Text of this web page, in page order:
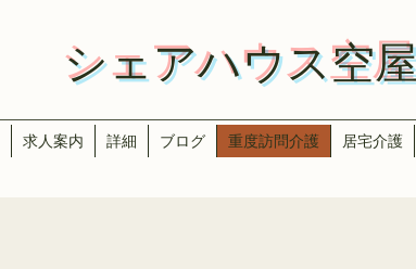
​​シェアハウス空屋
求人案内 詳細 ブログ 重度訪問介護 居宅介護